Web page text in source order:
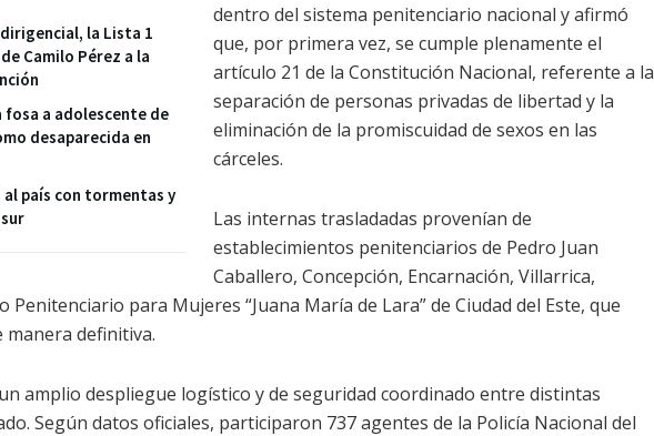
la Lista 1
Camilo Pérez a la
fosa a adolescente de
desaparecida en
país con tormentas y
dentro del sistema penitenciario nacional y afirmó
que, por primera vez, se cumple plenamente el
artículo 21 de la Constitución Nacional, referente a la
separación de personas privadas de libertad y la
eliminación de la promiscuidad de sexos en las
cárceles.
Las internas trasladadas provenían de
establecimientos penitenciarios de Pedro Juan
Caballero, Concepción, Encarnación, Villarrica,
Penitenciario para Mujeres “Juana María de Lara” de Ciudad del Este, que
manera definitiva.
amplio despliegue logístico y de seguridad coordinado entre distintas
Según datos oficiales, participaron 737 agentes de la Policía Nacional del